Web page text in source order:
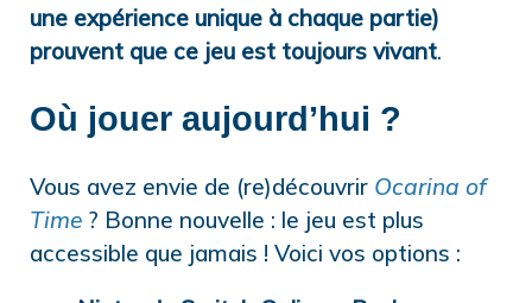
une expérience unique à chaque partie)
prouvent que ce jeu est toujours vivant.
Où jouer aujourd’hui ?
Vous avez envie de (re)découvrir Ocarina of
Time ? Bonne nouvelle : le jeu est plus
accessible que jamais ! Voici vos options :